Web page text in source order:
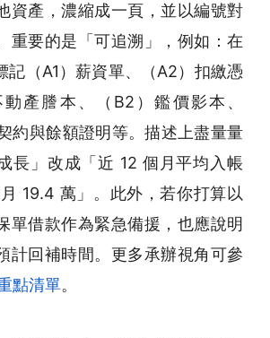
資產，濃縮成一頁，並以編號對
重要的是「可追溯」，例如：在
記（A1）薪資單、（A2）扣繳憑
產謄本、（B2）鑑價影本、
約與餘額證明等。描述上盡量量
長」改成「近 12 個月平均入帳
19.4 萬」。此外，若你打算以
單借款作為緊急備援，也應說明
計回補時間。更多承辦視角可參
點清單。